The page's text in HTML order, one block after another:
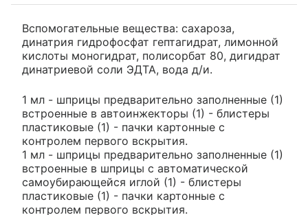
Вспомогательные вещества: сахароза,
динатрия гидрофосфат гептагидрат, лимонной
кислоты моногидрат, полисорбат 80, дигидрат
динатриевой соли ЭДТА, вода д/и.
1 мл - шприцы предварительно заполненные (1)
встроенные в автоинжекторы (1) - блистеры
пластиковые (1) - пачки картонные с
контролем первого вскрытия.
1 мл - шприцы предварительно заполненные (1)
встроенные в шприцы с автоматической
самоубирающейся иглой (1) - блистеры
пластиковые (1) - пачки картонные с
контролем первого вскрытия.